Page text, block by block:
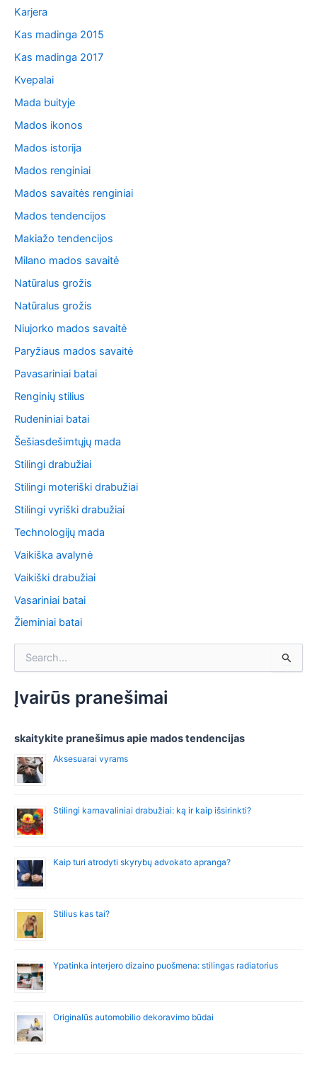
Karjera
Kas madinga 2015
Kas madinga 2017
Kvepalai
Mada buityje
Mados ikonos
Mados istorija
Mados renginiai
Mados savaitės renginiai
Mados tendencijos
Makiažo tendencijos
Milano mados savaitė
Natūralus grožis
Natūralus grožis
Niujorko mados savaitė
Paryžiaus mados savaitė
Pavasariniai batai
Renginių stilius
Rudeniniai batai
Šešiasdešimtųjų mada
Stilingi drabužiai
Stilingi moteriški drabužiai
Stilingi vyriški drabužiai
Technologijų mada
Vaikiška avalynė
Vaikiški drabužiai
Vasariniai batai
Žieminiai batai
r
c
f
Įvairūs pranešimai
skaitykite pranešimus apie mados tendencijas
Aksesuarai vyrams
Stilingi karnavaliniai drabužiai: ką ir kaip išsirinkti?
Kaip turi atrodyti skyrybų advokato apranga?
Stilius kas tai?
Ypatinka interjero dizaino puošmena: stilingas radiatorius
Originalūs automobilio dekoravimo būdai